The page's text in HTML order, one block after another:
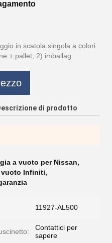
in scatola singola a colori
+ pallet, 2) imballag
di prodotto
a vuoto per Nissan,
vuoto Infiniti,
11927-AL500
Contattici per
sapere